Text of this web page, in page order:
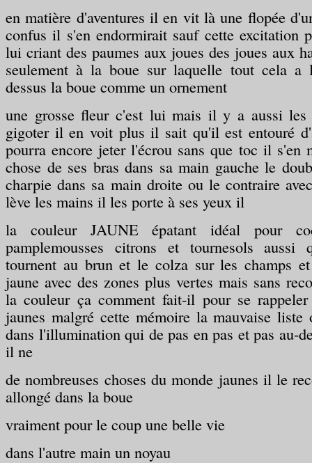
en matière d'aventures il en vit là une flopée
confus il s'en endormirait sauf cette excitation
lui criant des paumes aux joues des joues aux
seulement à la boue sur laquelle tout cela a
dessus la boue comme un ornement
une grosse fleur c'est lui mais il y a aussi les
gigoter il en voit plus il sait qu'il est entouré
pourra encore jeter l'écrou sans que toc il s'en
chose de ses bras dans sa main gauche le
charpie dans sa main droite ou le contraire
lève les mains il les porte à ses yeux il
la couleur JAUNE épatant idéal pour
pamplemousses citrons et tournesols aussi
tournent au brun et le colza sur les champs
jaune avec des zones plus vertes mais sans
la couleur ça comment fait-il pour se rappeler
jaunes malgré cette mémoire la mauvaise liste
dans l'illumination qui de pas en pas et pas au-
il ne
de nombreuses choses du monde jaunes il le
allongé dans la boue
vraiment pour le coup une belle vie
dans l'autre main un noyau